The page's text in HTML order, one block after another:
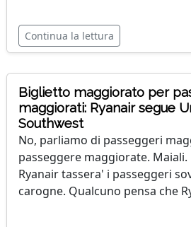
Continua la lettura
Biglietto maggiorato per
maggiorati: Ryanair segue
Southwest
No, parliamo di passeggeri
passeggere maggiorate. Maiali.
Ryanair tassera' i passeggeri
carogne. Qualcuno pensa che